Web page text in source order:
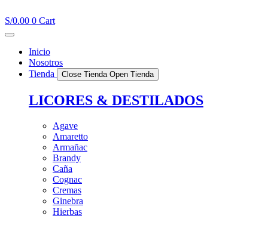
al
contenido
S/0.00 0 Cart
Inicio
Nosotros
Tienda
Close Tienda Open Tienda
LICORES & DESTILADOS
Agave
Amaretto
Armañac
Brandy
Caña
Cognac
Cremas
Ginebra
Hierbas